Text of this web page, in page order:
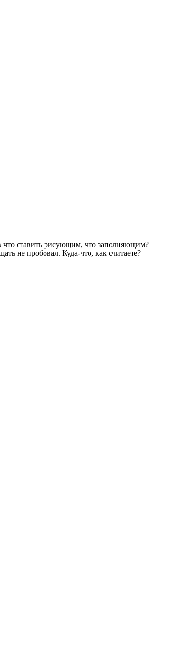
что ставить рисующим, что заполняющим?
не пробовал. Куда-что, как считаете?